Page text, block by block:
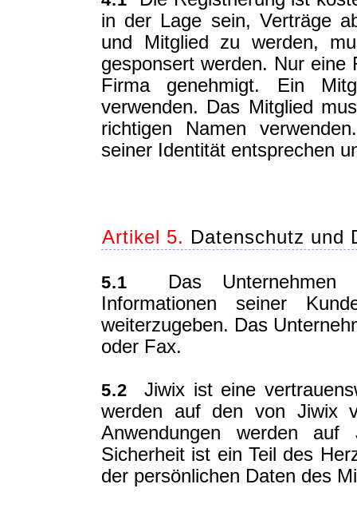
in der Lage sein, Verträge
und Mitglied zu werden,
gesponsert werden. Nur eine
Firma genehmigt. Ein
verwenden. Das Mitglied
richtigen Namen
seiner Identität entsprechen
Artikel 5. Datenschutz und
5.1 Das Unternehmen
Informationen seiner
weiterzugeben. Das
oder Fax.
5.2 Jiwix ist eine
werden auf den von Jiwix
Anwendungen werden auf
Sicherheit ist ein Teil des
der persönlichen Daten des